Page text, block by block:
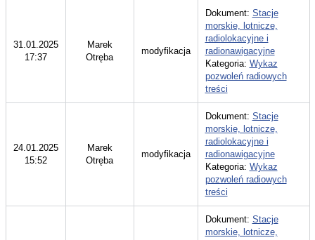
31.01.2025
17:37
Marek
Otręba
modyfikacja
Dokument: Stacje
morskie, lotnicze,
radiolokacyjne i
radionawigacyjne
Kategoria: Wykaz
pozwoleń radiowych
treści
24.01.2025
15:52
Marek
Otręba
modyfikacja
Dokument: Stacje
morskie, lotnicze,
radiolokacyjne i
radionawigacyjne
Kategoria: Wykaz
pozwoleń radiowych
treści
Dokument: Stacje
morskie, lotnicze,